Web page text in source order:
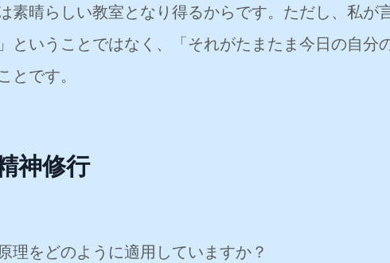
晴らしい教室となり得るからです。ただし、私が
いうことではなく、「それがたまたま今日の自分
です。
神修行
をどのように適用していますか？